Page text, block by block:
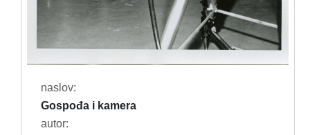
naslov:
Gospođa i kamera
autor: